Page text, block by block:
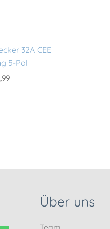
32A CEE
5-Pol
Über uns